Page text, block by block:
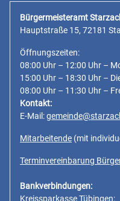
Bürgermeisteramt
Hauptstraße 15, 72181
Öffnungszeiten:
08:00 Uhr – 12:00 Uhr –
15:00 Uhr – 18:30 Uhr –
08:00 Uhr – 11:30 Uhr –
Kontakt:
E-Mail:
Mitarbeitende (mit
Terminvereinbarung
Bankverbindungen:
Kreissparkasse Tübingen: